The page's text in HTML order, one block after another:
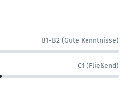
B1-B2 (Gute Kenntnisse)
C1 (Fließend)